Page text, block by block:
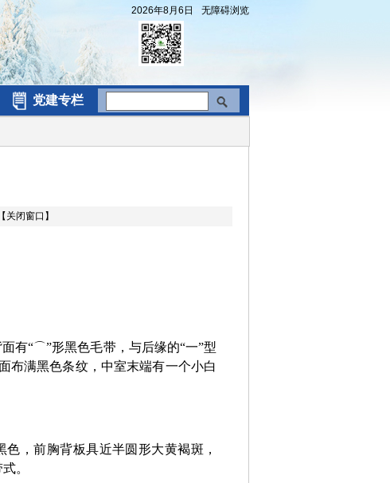
无障碍浏览
2026年8月6日
党建专栏
【关闭窗口】
有“⌒”形黑色毛带，与后缘的“一”型
布满黑色条纹，中室末端有一个小白
，前胸背板具近半圆形大黄褐斑，
。